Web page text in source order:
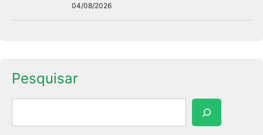
04/08/2026
Pesquisar